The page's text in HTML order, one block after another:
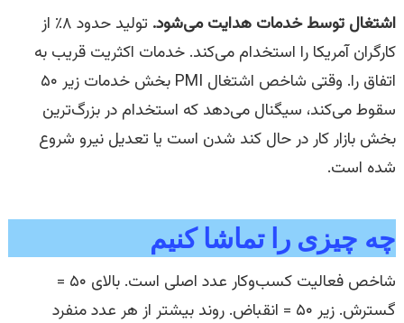
اشتغال توسط خدمات هدایت می‌شود.
تولید حدود ۸٪ از
کارگران آمریکا را استخدام می‌کند. خدمات اکثریت قریب به
اتفاق را. وقتی شاخص اشتغال PMI بخش خدمات زیر ۵۰
سقوط می‌کند، سیگنال می‌دهد که استخدام در بزرگ‌ترین
بخش بازار کار در حال کند شدن است یا تعدیل نیرو شروع
شده است.
چه چیزی را تماشا کنیم
شاخص فعالیت کسب‌وکار عدد اصلی است. بالای ۵۰ =
گسترش. زیر ۵۰ = انقباض. روند بیشتر از هر عدد منفرد